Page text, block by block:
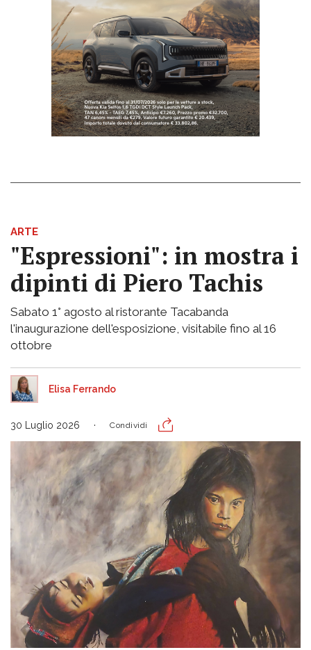
ARTE
"Espressioni": in mostra i
dipinti di Piero Tachis
Sabato 1° agosto al ristorante Tacabanda
l'inaugurazione dell'esposizione, visitabile fino al 16
ottobre
Elisa Ferrando
30 Luglio 2026 Condividi